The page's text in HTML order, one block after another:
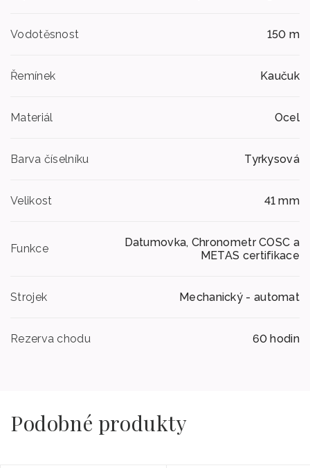
Vodotěsnost 150 m
Řemínek Kaučuk
Materiál Ocel
Barva číselníku Tyrkysová
Velikost 41 mm
Funkce
Datumovka, Chronometr COSC a
METAS certifikace
Strojek Mechanický - automat
Rezerva chodu 60 hodin
Podobné produkty